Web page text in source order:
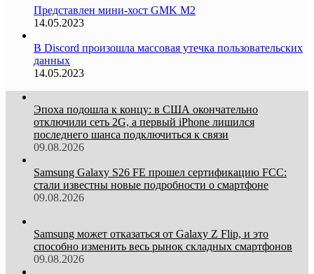
Представлен мини-хост GMK M2
14.05.2023
В Discord произошла массовая утечка пользовательских
данных
14.05.2023
Эпоха подошла к концу: в США окончательно
отключили сеть 2G, а первый iPhone лишился
последнего шанса подключиться к связи
09.08.2026
Samsung Galaxy S26 FE прошел сертификацию FCC:
стали известны новые подробности о смартфоне
09.08.2026
Samsung может отказаться от Galaxy Z Flip, и это
способно изменить весь рынок складных смартфонов
09.08.2026